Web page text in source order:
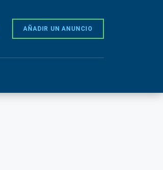
AÑADIR UN ANUNCIO